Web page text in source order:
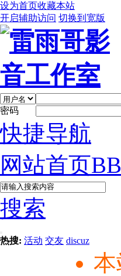
设为首页收藏本站
开启辅助访问 切换到宽版
密码
快捷导航
网站首页
搜索
热搜: 活动 交友 discuz